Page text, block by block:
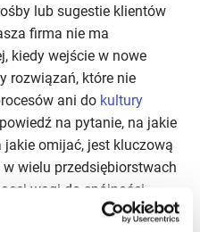
lub sugestie klientów
firma nie ma
kiedy wejście w nowe
rozwiązań, które nie
ani do kultury
na pytanie, na jakie
omijać, jest kluczową
wielu przedsiębiorstwach
wagi do spójności
tym, co firma robi obecnie.